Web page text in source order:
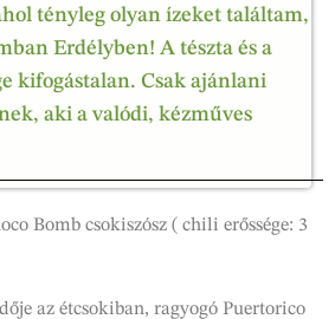
tényleg olyan ízeket találtam,
Erdélyben! A tészta és a
kifogástalan. Csak ajánlani
aki a valódi, kézműves
Bomb csokiszósz ( chili erőssége: 3
az étcsokiban, ragyogó Puertorico